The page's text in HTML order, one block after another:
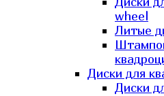
wheel
Литые
Диски для
Диски